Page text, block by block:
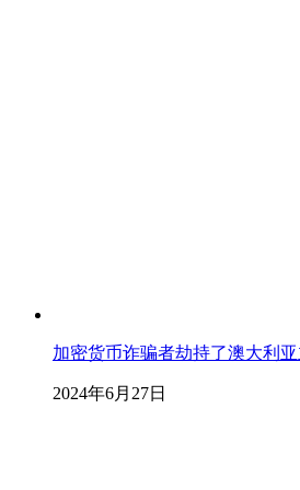
加密货币诈骗者劫持了澳大利
2024年6月27日